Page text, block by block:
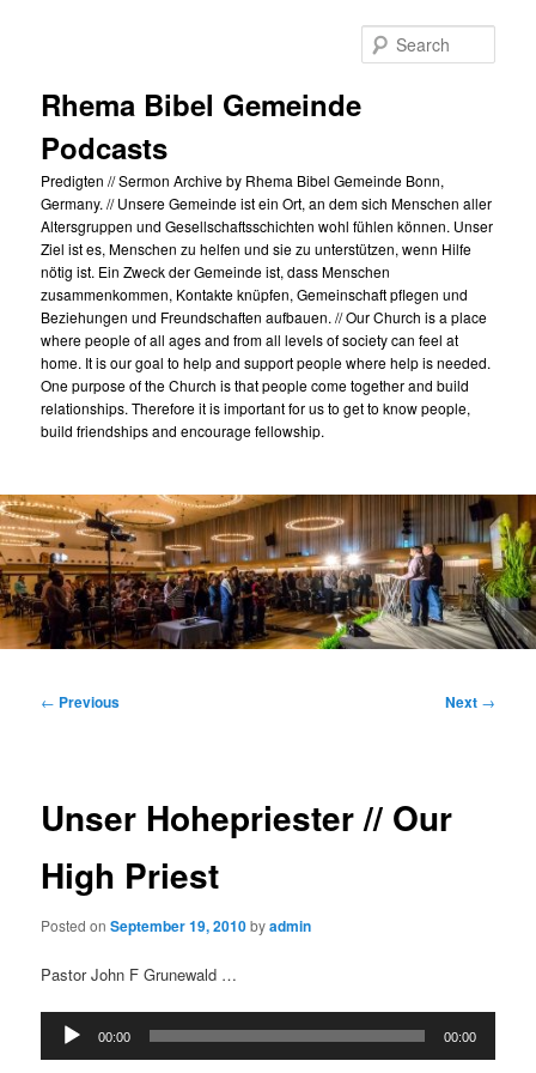
Rhema Bibel Gemeinde
Podcasts
Predigten // Sermon Archive by Rhema Bibel Gemeinde Bonn,
Germany. // Unsere Gemeinde ist ein Ort, an dem sich Menschen aller
Altersgruppen und Gesellschaftsschichten wohl fühlen können. Unser
Ziel ist es, Menschen zu helfen und sie zu unterstützen, wenn Hilfe
nötig ist. Ein Zweck der Gemeinde ist, dass Menschen
zusammenkommen, Kontakte knüpfen, Gemeinschaft pflegen und
Beziehungen und Freundschaften aufbauen. // Our Church is a place
where people of all ages and from all levels of society can feel at
home. It is our goal to help and support people where help is needed.
One purpose of the Church is that people come together and build
relationships. Therefore it is important for us to get to know people,
build friendships and encourage fellowship.
Post
← Previous Next →
Unser Hohepriester // Our
High Priest
Posted onSeptember 19, 2010byadmin
Pastor John F Grunewald …
Audio
Player
00:00 00:00